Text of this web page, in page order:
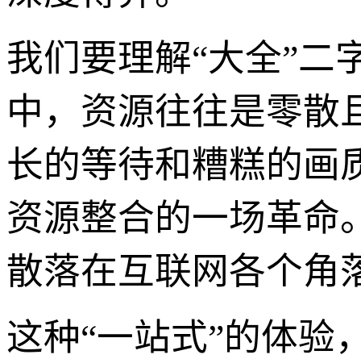
我们要理解“大全”二
中，资源往往是零散
长的等待和糟糕的画
资源整合的一场革命
散落在互联网各个角
这种“一站式”的体验